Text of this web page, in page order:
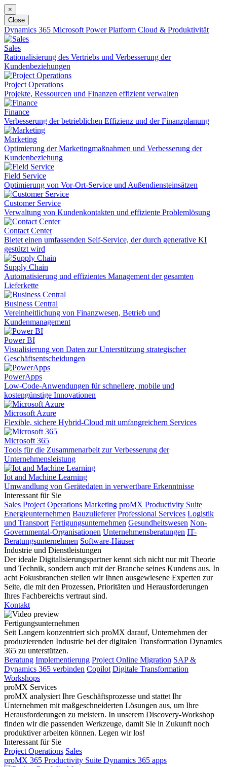
×
Close
Dynamics 365 Microsoft Power Platform Cloud & Produktivität
Sales
Rationalisierung des Vertriebs und Verbesserung der
Kundenbeziehungen
Project Operations
Projekte, Ressourcen und Finanzen effizient verwalten
Finance
Verbesserung der betrieblichen Effizienz und der Finanzplanung
Marketing
Optimierung der Marketingmaßnahmen und Verbesserung der
Kundenbeziehung
Field Service
Optimierung von Vor-Ort-Service und Außendiensteinsätzen
Customer Service
Verwaltung von Kundenkontakten und effiziente Problemlösung
Contact Center
Bietet einen umfassenden Self-Service, der durch generative KI
gestützt wird
Supply Chain
Automatisierung und effizientes Management der gesamten
Lieferkette
Business Central
Vereinheitlichung von Finanzwesen, Betrieb und
Kundenmanagement
Power BI
Visualisierung von Daten zur Unterstützung strategischer
Geschäftsentscheidungen
PowerApps
Low-Code-Anwendungen für schnellere, mobile und
kostengünstige Innovationen
Microsoft Azure
Flexible, sichere Hybrid-Cloud mit umfangreichern Services
Microsoft 365
Tools für die Zusammenarbeit zur Verbesserung der
Unternehmensleistung
Iot and Machine Learning
Umwandlung von Gerätedaten in verwertbare Erkenntnisse
Interessant für Sie
Sales Project Operations Marketing proMX Productivity Suite
Energieunternehmen Bauzulieferer Professional Services Logistik
und Transport Fertigungsunternehmen Gesundheitswesen Non-
Governmental-Organisationen Unternehmensberatungen IT-
Beratungsunternehmen Software-Häuser
Industrie und Dienstleistungen
Der ideale Digitalisierungspartner kennt sich nicht nur mit Theorie
und Technik, sondern auch mit der Branche seines Kundens aus. In
acht Fokusbranchen stellen wir Ihnen ausgewiesene Experten zur
Seite, die mit den Prozessen, Prioritäten und Herausforderungen
Ihres Fachbereichs vertraut sind.
Kontakt
Fertigungsunternehmen
Seit Langem konzentriert sich proMX darauf, Unternehmen der
produzierenden Industrie bei der digitalen Transformation Dynamics
365 zu unterstützen.
Beratung Implementierung Project Online Migration SAP &
Dynamics 365 verbinden Copilot Digitale Transformation
Workshops
proMX Services
proMX analysiert Ihre Geschäftsprozesse und stattet Ihr
Unternehmen mit maßgeschneiderten Lösungen aus, um Ihre
Herausforderungen zu meistern. In unserem Discovery-Workshop
finden wir die passenden Werkzeuge, damit Sie in Zukunft noch
produktiver arbeiten können. Legen wir los!
Interessant für Sie
Project Operations Sales
proMX 365 Productivity Suite Dynamics 365 apps